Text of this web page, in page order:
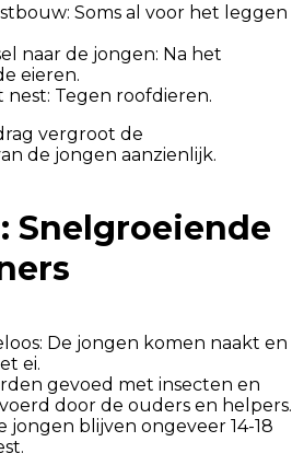
Soms al voor het leggen
naar de jongen: Na het
eieren.
Tegen roofdieren.
vergroot de
de jongen aanzienlijk.
Snelgroeiende
De jongen komen naakt en
ei.
gevoed met insecten en
door de ouders en helpers.
jongen blijven ongeveer 14-18